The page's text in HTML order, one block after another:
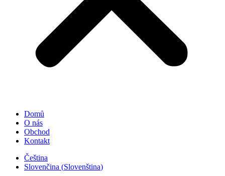
Domů
O nás
Obchod
Kontakt
Čeština
Slovenčina (Slovenština)